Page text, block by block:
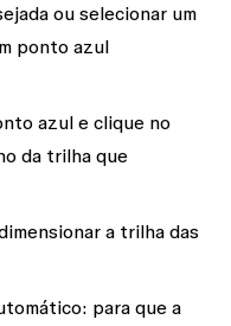
ou selecionar um
ponto azul
azul e clique no
da trilha que
a trilha das
: para que a